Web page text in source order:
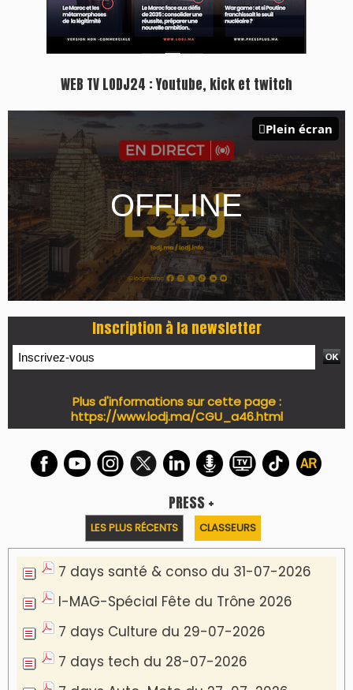
WEB TV LODJ24 : Youtube, kick et twitch
Plein écran
Inscription à la newsletter
Plus d'informations sur cette page :
https://www.lodj.ma/CGU_a46.html
PRESS +
LES PLUS RÉCENTS CLASSEURS
7 days santé & conso du 31-07-2026
I-MAG-Spécial Fête du Trône 2026
7 days Culture du 29-07-2026
7 days tech du 28-07-2026